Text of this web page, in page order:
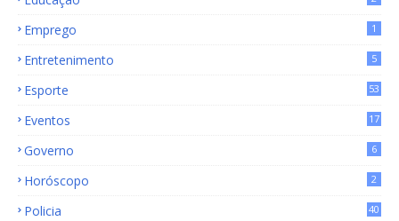
Emprego 1
Entretenimento 5
Esporte 53
Eventos 17
Governo 6
Horóscopo 2
Policia 40